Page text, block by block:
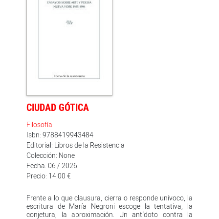
CIUDAD GÓTICA
Filosofía
Isbn: 9788419943484
Editorial: Libros de la Resistencia
Colección: None
Fecha: 06 / 2026
Precio: 14.00 €
Frente a lo que clausura, cierra o responde unívoco, la
escritura de María Negroni escoge la tentativa, la
conjetura, la aproximación. Un antídoto contra la